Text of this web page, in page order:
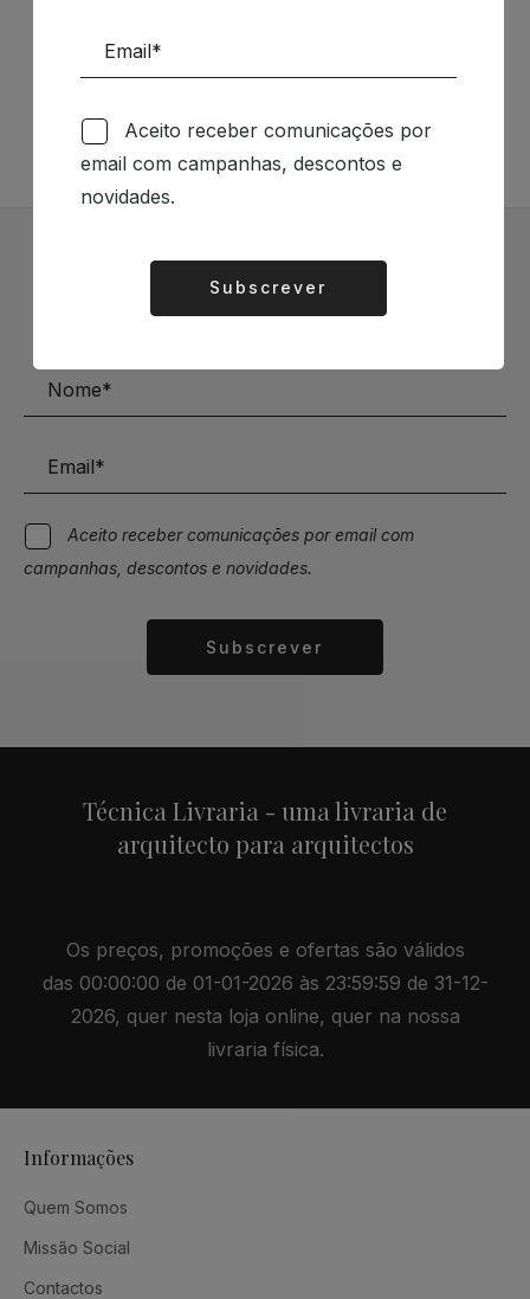
Siga-nos nas Redes Sociais
Subscrever Newsletter
Aceito receber comunicações por email com
campanhas, descontos e novidades.
Subscrever
Técnica Livraria - uma livraria de
arquitecto para arquitectos
Os preços, promoções e ofertas são válidos
das 00:00:00 de 01-01-2026 às 23:59:59 de 31-12-
2026, quer nesta loja online, quer na nossa
livraria física.
Informações
Quem Somos
Missão Social
Contactos
Aceito receber comunicações por
email com campanhas, descontos e
novidades.
Subscrever